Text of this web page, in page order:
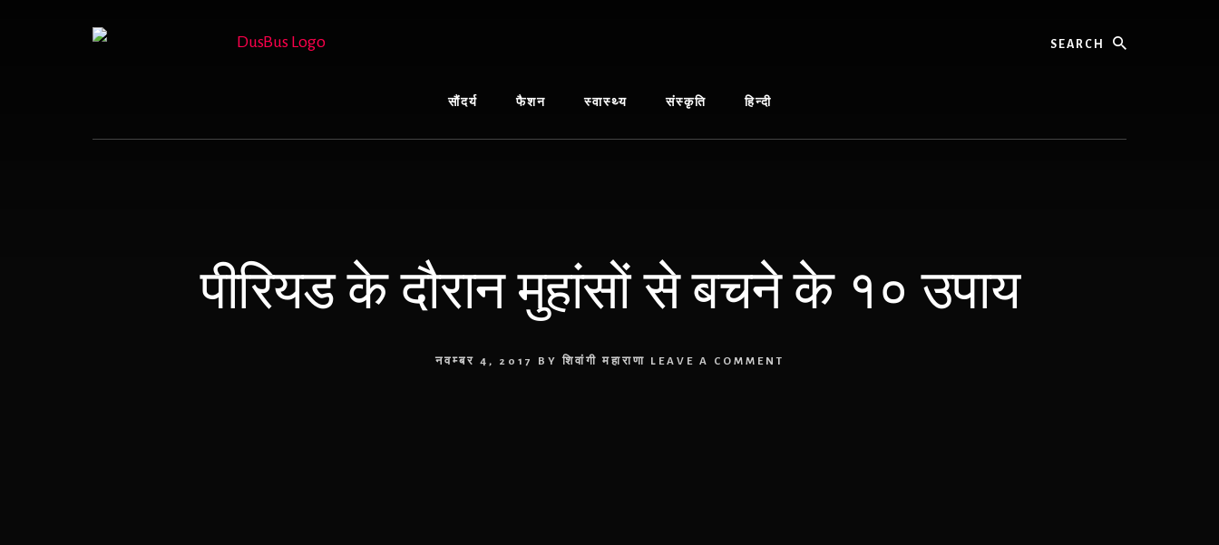
सौंदर्य फैशन स्वास्थ्य संस्कृति हिन्दी
पीरियड के दौरान मुहांसों से बचने के १० उपाय
नवम्बर 4, 2017 BYशिवांगी महाराणा LEAVE A COMMENT